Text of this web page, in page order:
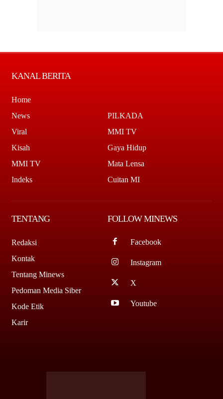
KANAL BERITA
Home
News
Viral
Kisah
MMI TV
Indeks
PILKADA
MMI TV
Gaya Hidup
Mata Lensa
Cuitan MI
TENTANG
Redaksi
Kontak
Tentang Minews
Pedoman Media Siber
Kode Etik
Karir
FOLLOW MINEWS
Facebook
Instagram
X
Youtube